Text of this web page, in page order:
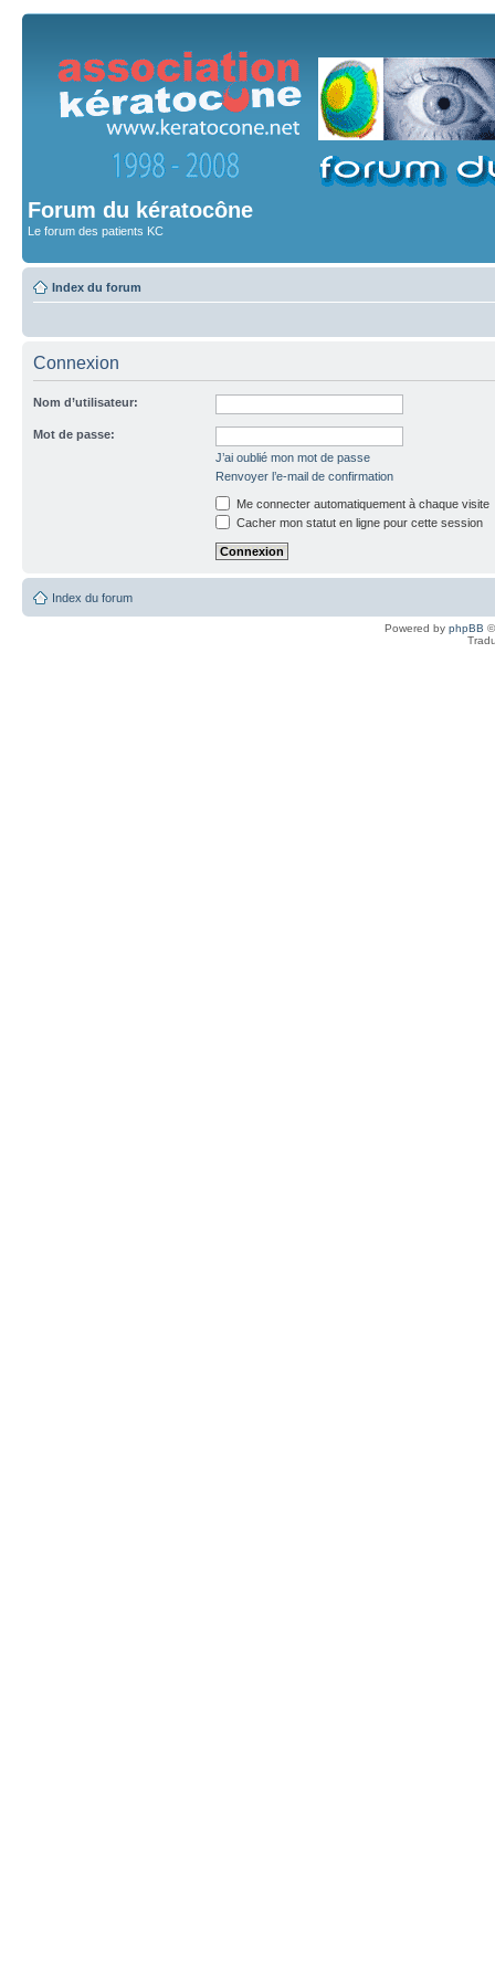
Forum du kératocône
Le forum des patients KC
Index du forum
Connexion
Nom d’utilisateur:
Mot de passe:
J’ai oublié mon mot de passe
Renvoyer l’e-mail de confirmation
Me connecter automatiquement à chaque visite
Cacher mon statut en ligne pour cette session
Index du forum
Powered by phpBB